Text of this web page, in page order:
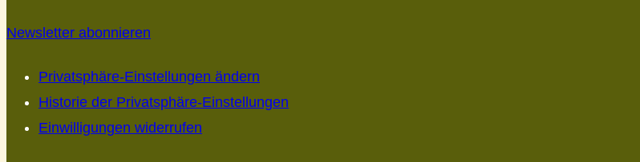
Newsletter abonnieren
Privatsphäre-Einstellungen ändern
Historie der Privatsphäre-Einstellungen
Einwilligungen widerrufen